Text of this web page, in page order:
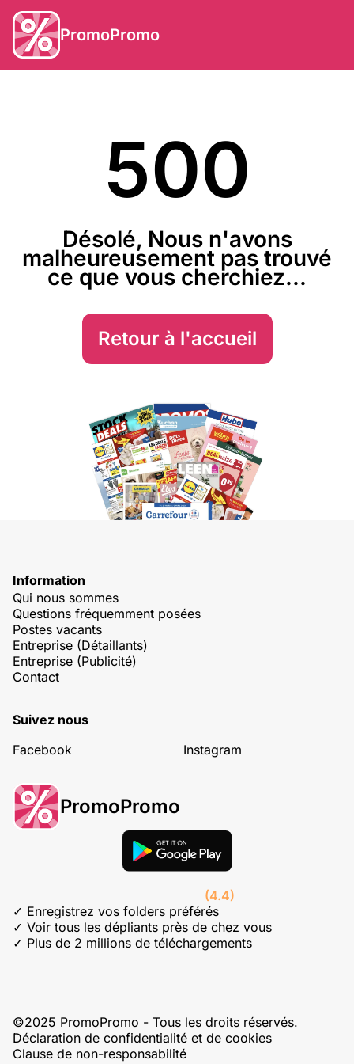
PromoPromo
500
Désolé, Nous n'avons
malheureusement pas trouvé
ce que vous cherchiez...
Retour à l'accueil
Information
Qui nous sommes
Questions fréquemment posées
Postes vacants
Entreprise (Détaillants)
Entreprise (Publicité)
Contact
Suivez nous
Facebook
Instagram
PromoPromo
(4.4)
✓ Enregistrez vos folders préférés
✓ Voir tous les dépliants près de chez vous
✓ Plus de 2 millions de téléchargements
©2025 PromoPromo - Tous les droits réservés.
Déclaration de confidentialité et de cookies
Clause de non-responsabilité